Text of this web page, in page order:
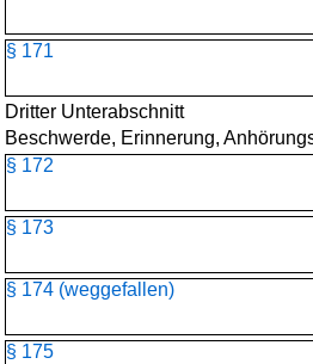
§ 171
Dritter Unterabschnitt
Beschwerde, Erinnerung,
§ 172
§ 173
§ 174 (weggefallen)
§ 175